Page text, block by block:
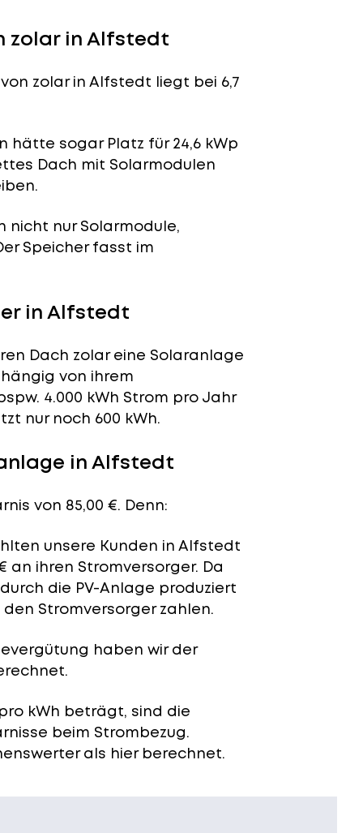
zolar in Alfstedt
zolar in Alfstedt liegt bei 6,7
hätte sogar Platz für 24,6 kWp
Dach mit Solarmodulen
nicht nur Solarmodule,
Speicher fasst im
in Alfstedt
Dach zolar eine Solaranlage
von ihrem
4.000 kWh Strom pro Jahr
nur noch 600 kWh.
in Alfstedt
von 85,00 €. Denn:
unsere Kunden in Alfstedt
an ihren Stromversorger. Da
die PV-Anlage produziert
Stromversorger zahlen.
haben wir der
kWh beträgt, sind die
beim Strombezug.
als hier berechnet.